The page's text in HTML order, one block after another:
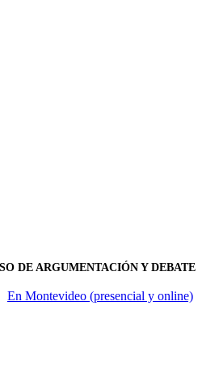
DE ARGUMENTACIÓN Y DEBATE
En Montevideo (presencial y online)